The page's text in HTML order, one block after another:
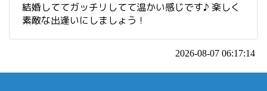
結婚しててガッチリしてて温かい感じです♪ 楽しく
素敵な出逢いにしましょう！
2026-08-07 06:17:14